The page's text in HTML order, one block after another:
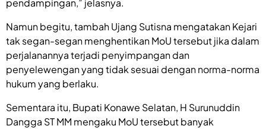
pendampingan,” jelasnya.
Namun begitu, tambah Ujang Sutisna mengatakan Kejari
tak segan-segan menghentikan MoU tersebut jika dalam
perjalanannya terjadi penyimpangan dan
penyelewengan yang tidak sesuai dengan norma-norma
hukum yang berlaku.
Sementara itu, Bupati Konawe Selatan, H Surunuddin
Dangga ST MM mengaku MoU tersebut banyak